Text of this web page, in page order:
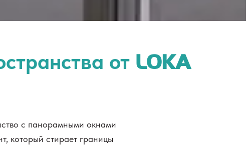
от LOKA
с панорамными окнами
который стирает границы